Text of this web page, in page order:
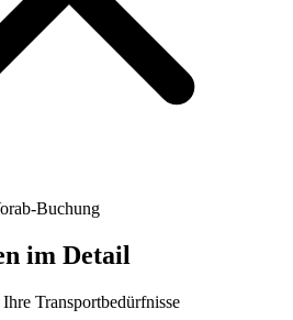
Buchung
im Detail
Transportbedürfnisse